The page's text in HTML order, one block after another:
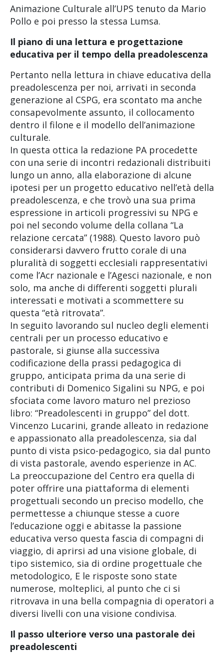
Animazione Culturale all’UPS tenuto da Mario
Pollo e poi presso la stessa Lumsa.
Il piano di una lettura e progettazione
educativa per il tempo della preadolescenza
Pertanto nella lettura in chiave educativa della
preadolescenza per noi, arrivati in seconda
generazione al CSPG, era scontato ma anche
consapevolmente assunto, il collocamento
dentro il filone e il modello dell’animazione
culturale.
In questa ottica la redazione PA procedette
con una serie di incontri redazionali distribuiti
lungo un anno, alla elaborazione di alcune
ipotesi per un progetto educativo nell’età della
preadolescenza, e che trovò una sua prima
espressione in articoli progressivi su NPG e
poi nel secondo volume della collana “La
relazione cercata” (1988). Questo lavoro può
considerarsi davvero frutto corale di una
pluralità di soggetti ecclesiali rappresentativi
come l’Acr nazionale e l’Agesci nazionale, e non
solo, ma anche di differenti soggetti plurali
interessati e motivati a scommettere su
questa “età ritrovata”.
In seguito lavorando sul nucleo degli elementi
centrali per un processo educativo e
pastorale, si giunse alla successiva
codificazione della prassi pedagogica di
gruppo, anticipata prima da una serie di
contributi di Domenico Sigalini su NPG, e poi
sfociata come lavoro maturo nel prezioso
libro: “Preadolescenti in gruppo” del dott.
Vincenzo Lucarini, grande alleato in redazione
e appassionato alla preadolescenza, sia dal
punto di vista psico-pedagogico, sia dal punto
di vista pastorale, avendo esperienze in AC.
La preoccupazione del Centro era quella di
poter offrire una piattaforma di elementi
progettuali secondo un preciso modello, che
permettesse a chiunque stesse a cuore
l’educazione oggi e abitasse la passione
educativa verso questa fascia di compagni di
viaggio, di aprirsi ad una visione globale, di
tipo sistemico, sia di ordine progettuale che
metodologico, E le risposte sono state
numerose, molteplici, al punto che ci si
ritrovava in una bella compagnia di operatori a
diversi livelli con una visione condivisa.
Il passo ulteriore verso una pastorale dei
preadolescenti